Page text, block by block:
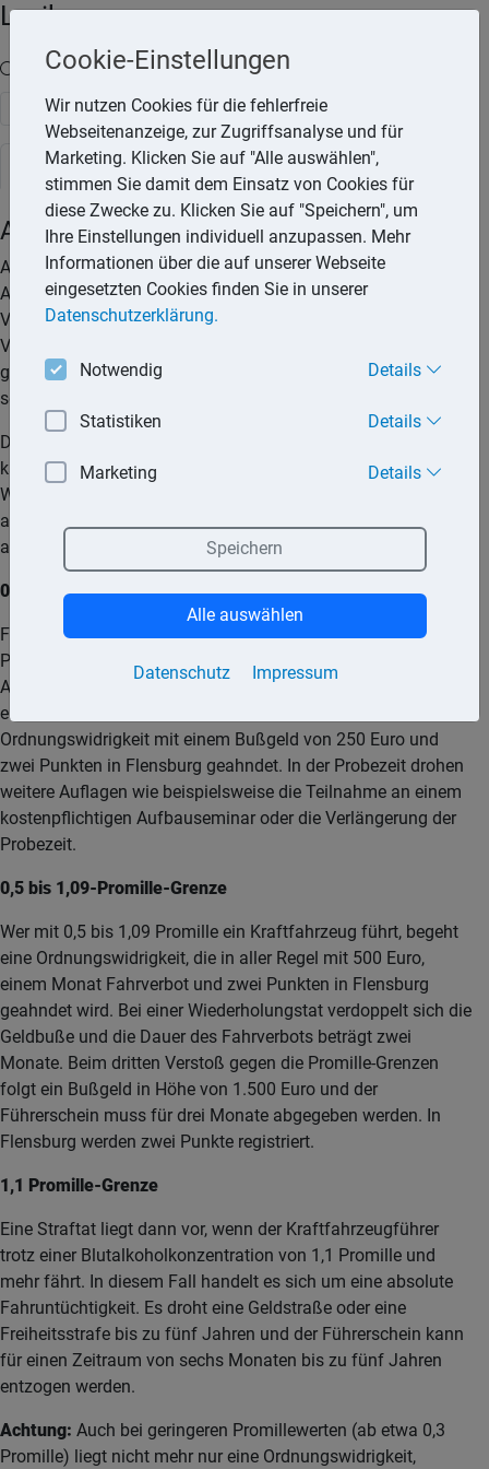
Lexika
Volltext-Suche in den Lexika
Suchen
Rechtslexikon
Alkohol im Straßenverkehr
Alkohol am Steuer ist kein Kavaliersdelikt. Wer alkoholisiert
Auto fährt, stellt ein Risiko für die allgemeine
Verkehrssicherheit dar und setzt damit das Leben anderer
Verkehrsteilnehmer aufs Spiel. Der alkoholisierte Autofahrer
gefährdet aber nicht nur sich und andere Verkehrsteilnehmer,
sondern auch seinen Führerschein.
Die Teilnahme am Straßenverkehr unter Einfluss von Alkohol
kann eine Ordnungswidrigkeit oder eine Straftat darstellen.
Welche Folgen es hat, wenn Autofahrer unter Alkoholeinfluss
am Straßenverkehr teilnehmen, hängt von der Promillegrenze
ab.
0-Promille-Grenze
Für Fahranfänger in der zweijährigen Probezeit sowie für
Personen bis 21 Jahre gilt die 0-Promille-Grenze. Wird ein
Alkoholgehalt bis 0,5 Promille festgestellt und liegen keine
erkennbaren Zeichen von Fahrunsicherheit vor, wird dies als
Ordnungswidrigkeit mit einem Bußgeld von 250 Euro und
zwei Punkten in Flensburg geahndet. In der Probezeit drohen
weitere Auflagen wie beispielsweise die Teilnahme an einem
kostenpflichtigen Aufbauseminar oder die Verlängerung der
Probezeit.
0,5 bis 1,09-Promille-Grenze
Wer mit 0,5 bis 1,09 Promille ein Kraftfahrzeug führt, begeht
eine Ordnungswidrigkeit, die in aller Regel mit 500 Euro,
einem Monat Fahrverbot und zwei Punkten in Flensburg
geahndet wird. Bei einer Wiederholungstat verdoppelt sich die
Geldbuße und die Dauer des Fahrverbots beträgt zwei
Monate. Beim dritten Verstoß gegen die Promille-Grenzen
folgt ein Bußgeld in Höhe von 1.500 Euro und der
Führerschein muss für drei Monate abgegeben werden. In
Flensburg werden zwei Punkte registriert.
1,1 Promille-Grenze
Eine Straftat liegt dann vor, wenn der Kraftfahrzeugführer
trotz einer Blutalkoholkonzentration von 1,1 Promille und
mehr fährt. In diesem Fall handelt es sich um eine absolute
Fahruntüchtigkeit. Es droht eine Geldstraße oder eine
Freiheitsstrafe bis zu fünf Jahren und der Führerschein kann
für einen Zeitraum von sechs Monaten bis zu fünf Jahren
entzogen werden.
Achtung: Auch bei geringeren Promillewerten (ab etwa 0,3
Promille) liegt nicht mehr nur eine Ordnungswidrigkeit,
Cookie-Einstellungen
Wir nutzen Cookies für die fehlerfreie
Webseitenanzeige, zur Zugriffsanalyse und für
Marketing. Klicken Sie auf "Alle auswählen",
stimmen Sie damit dem Einsatz von Cookies für
diese Zwecke zu. Klicken Sie auf "Speichern", um
Ihre Einstellungen individuell anzupassen. Mehr
Informationen über die auf unserer Webseite
eingesetzten Cookies finden Sie in unserer
Datenschutzerklärung.
Notwendig Details
Statistiken Details
Marketing Details
Datenschutz Impressum
Speichern
Alle auswählen